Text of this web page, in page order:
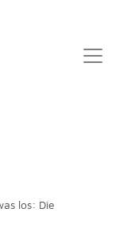
los: Die